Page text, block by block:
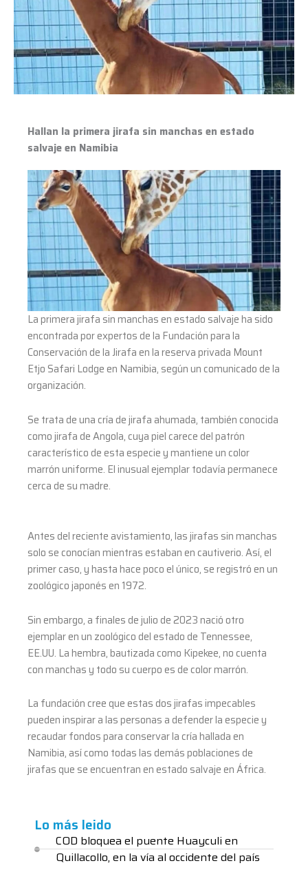
Hallan la primera jirafa sin manchas en estado
salvaje en Namibia
La primera jirafa sin manchas en estado salvaje ha sido
encontrada por expertos de la Fundación para la
Conservación de la Jirafa en la reserva privada Mount
Etjo Safari Lodge en Namibia, según un comunicado de la
organización.
Se trata de una cría de jirafa ahumada, también conocida
como jirafa de Angola, cuya piel carece del patrón
característico de esta especie y mantiene un color
marrón uniforme. El inusual ejemplar todavía permanece
cerca de su madre.
Antes del reciente avistamiento, las jirafas sin manchas
solo se conocían mientras estaban en cautiverio. Así, el
primer caso, y hasta hace poco el único, se registró en un
zoológico japonés en 1972.
Sin embargo, a finales de julio de 2023 nació otro
ejemplar en un zoológico del estado de Tennessee,
EE.UU. La hembra, bautizada como Kipekee, no cuenta
con manchas y todo su cuerpo es de color marrón.
La fundación cree que estas dos jirafas impecables
pueden inspirar a las personas a defender la especie y
recaudar fondos para conservar la cría hallada en
Namibia, así como todas las demás poblaciones de
jirafas que se encuentran en estado salvaje en África.
Lo más leido
COD bloquea el puente Huayculi en
Quillacollo, en la vía al occidente del país
sin
manchas
en
estado
salvaje
en